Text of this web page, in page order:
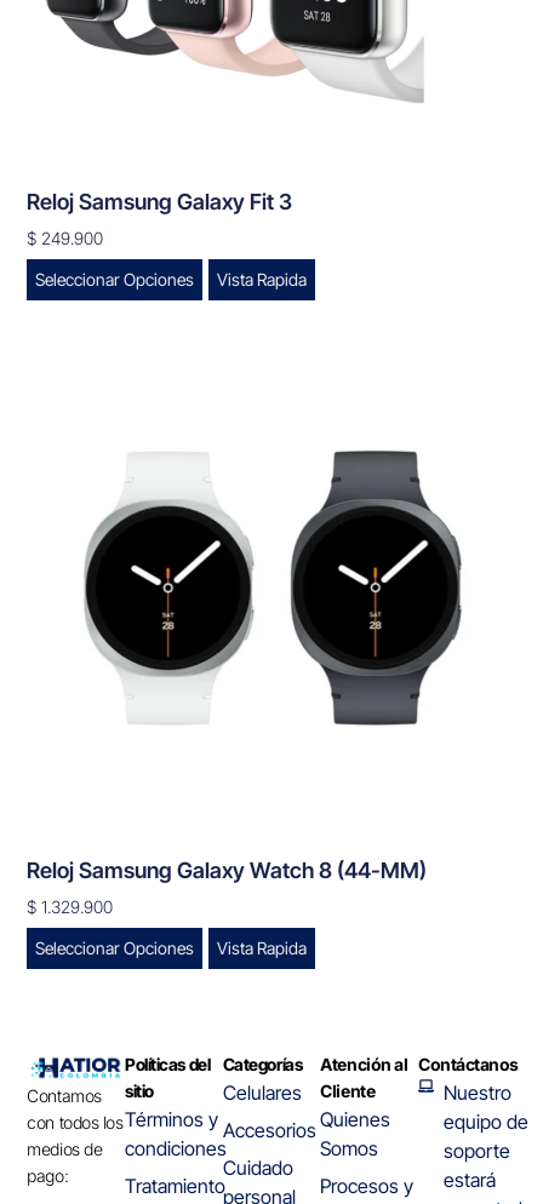
Reloj Samsung Galaxy Fit 3
$ 249.900
Seleccionar Opciones
Vista Rapida
Reloj Samsung Galaxy Watch 8 (44-MM)
$ 1.329.900
Seleccionar Opciones
Vista Rapida
Contamos
con todos los
medios de
pago:
Políticas del
sitio
Términos y
condiciones
Tratamiento
Categorías
Celulares
Accesorios
Cuidado
personal
Atención al
Cliente
Quienes
Somos
Procesos y
Contáctanos
Nuestro
equipo de
soporte
estará